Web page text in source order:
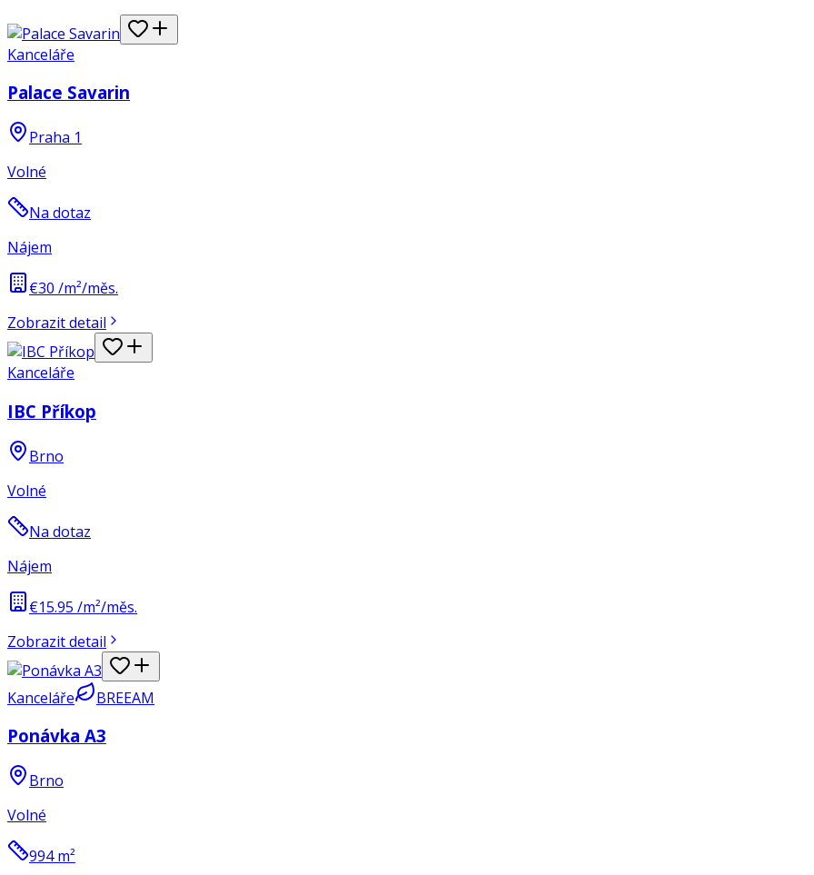
Kanceláře
Palace Savarin
Praha 1
Volné
Na dotaz
Nájem
€30 /m²/měs.
Zobrazit detail
Kanceláře
IBC Příkop
Brno
Volné
Na dotaz
Nájem
€15.95 /m²/měs.
Zobrazit detail
Kanceláře BREEAM
Ponávka A3
Brno
Volné
994m²